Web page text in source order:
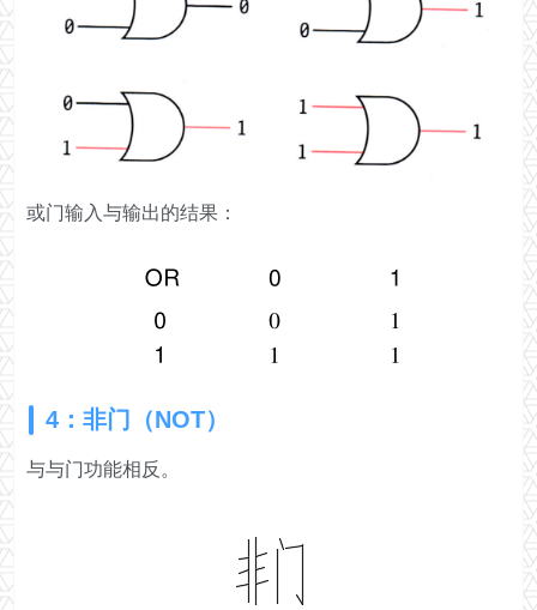
或门输入与输出的结果：
4：非门（NOT）
与与门功能相反。